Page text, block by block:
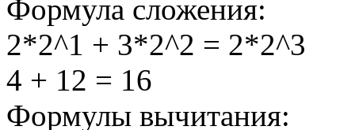
Формула сложения:
2*2^1 + 3*2^2 = 2*2^3
4 + 12 = 16
Формулы вычитания: